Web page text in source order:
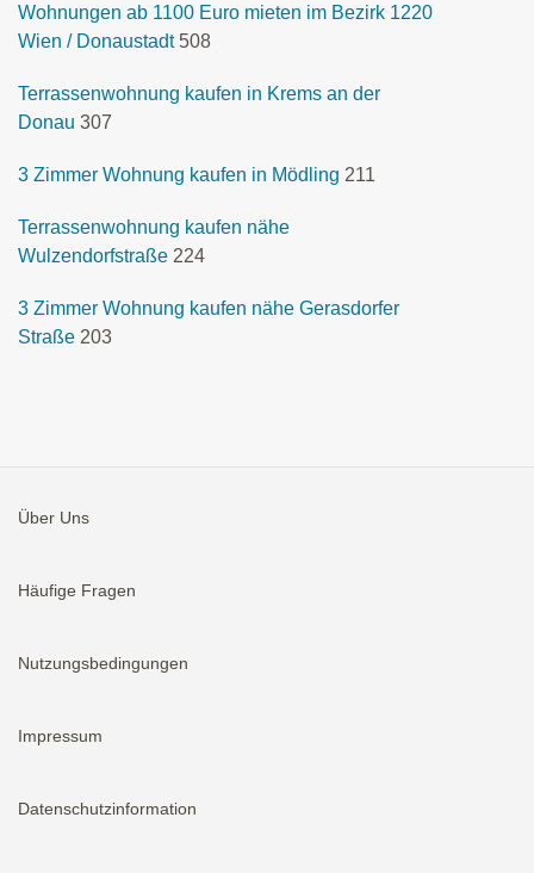
Wohnungen ab 1100 Euro mieten im Bezirk 1220
Wien / Donaustadt 508
Terrassenwohnung kaufen in Krems an der
Donau 307
3 Zimmer Wohnung kaufen in Mödling 211
Terrassenwohnung kaufen nähe
Wulzendorfstraße 224
3 Zimmer Wohnung kaufen nähe Gerasdorfer
Straße 203
Über Uns
Häufige Fragen
Nutzungsbedingungen
Impressum
Datenschutzinformation